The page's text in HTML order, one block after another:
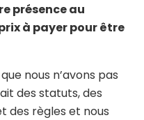
présence au
à payer pour être
nous n’avons pas
des statuts, des
des règles et nous